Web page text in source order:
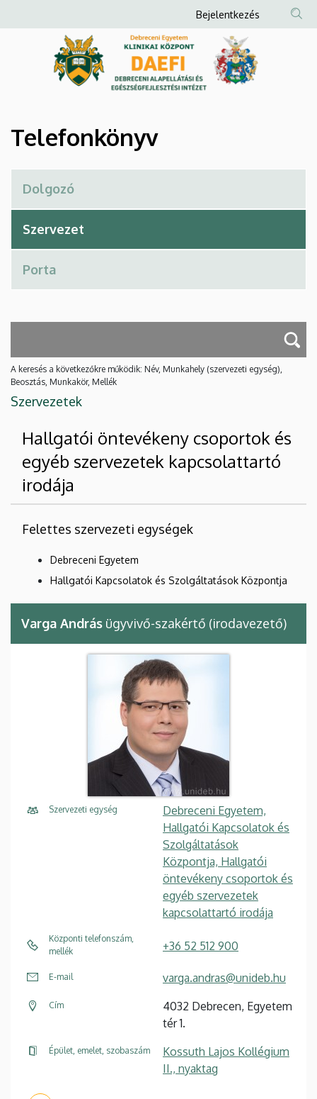
Debreceni
és
Egészségfejlesztési
Intézet
a
Anonim
Felhasználói
fiók
menüje
Bejelentkezés
Telefonkönyv
A keresés a következőkre működik: Név, Munkahely (szervezeti egység),
Beosztás, Munkakör, Mellék
Szervezetek
Hallgatói öntevékeny csoportok és
egyéb szervezetek kapcsolattartó
irodája
Felettes szervezeti egységek
Debreceni Egyetem
Hallgatói Kapcsolatok és Szolgáltatások Központja
Varga András ügyvivő-szakértő (irodavezető)
Szervezeti egység
Debreceni Egyetem,
Hallgatói Kapcsolatok és
Szolgáltatások
Központja, Hallgatói
öntevékeny csoportok és
egyéb szervezetek
kapcsolattartó irodája
Központi telefonszám,
mellék
+36 52 512 900
E-mail varga.andras@unideb.hu
Cím
4032 Debrecen, Egyetem
tér 1.
Épület, emelet, szobaszám
Kossuth Lajos Kollégium
II., nyaktag